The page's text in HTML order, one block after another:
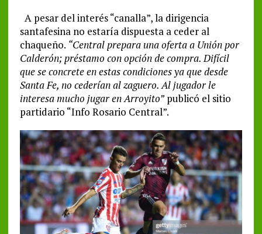
A pesar del interés “canalla”, la dirigencia
santafesina no estaría dispuesta a ceder al
chaqueño. “Central prepara una oferta a Unión por
Calderón; préstamo con opción de compra. Difícil
que se concrete en estas condiciones ya que desde
Santa Fe, no cederían al zaguero. Al jugador le
interesa mucho jugar en Arroyito”publicó el sitio
partidario “Info Rosario Central”.